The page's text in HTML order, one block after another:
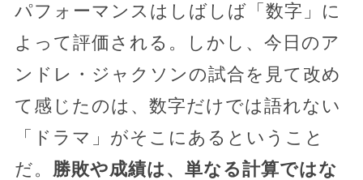
パフォーマンスはしばしば「数字」に
よって評価される。しかし、今日のア
ンドレ・ジャクソンの試合を見て改め
て感じたのは、数字だけでは語れない
「ドラマ」がそこにあるということ
だ。 勝敗や成績は、単なる計算ではな